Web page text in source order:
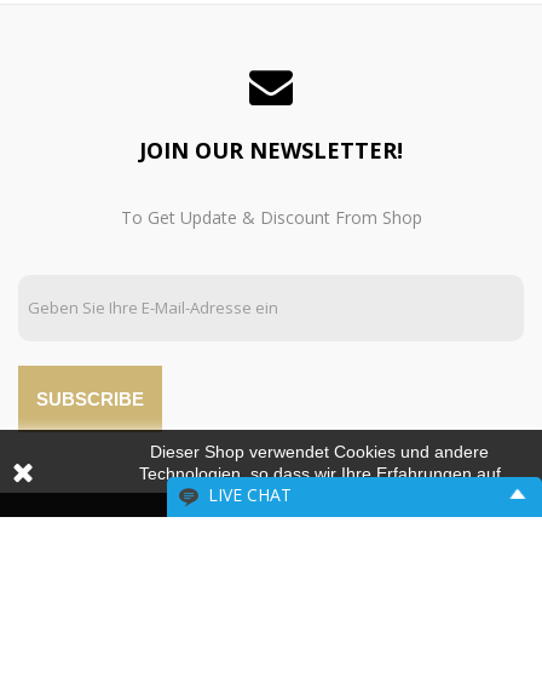
Dieser Shop verwendet Cookies und andere
Technologien, so dass wir Ihre Erfahrungen auf
unseren Seiten verbessern können.
LIVE CHAT
JOIN OUR NEWSLETTER!
To Get Update & Discount From Shop
SUBSCRIBE